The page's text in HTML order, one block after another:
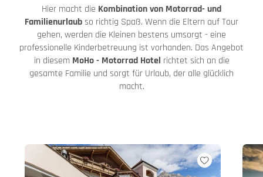
Hier macht die Kombination von Motorrad- und
Familienurlaubso richtig Spaß. Wenn die Eltern auf Tour
gehen, werden die Kleinen bestens umsorgt - eine
professionelle Kinderbetreuung ist vorhanden. Das Angebot
in diesem MoHo - Motorrad Hotel richtet sich an die
gesamte Familie und sorgt für Urlaub, der alle glücklich
macht.